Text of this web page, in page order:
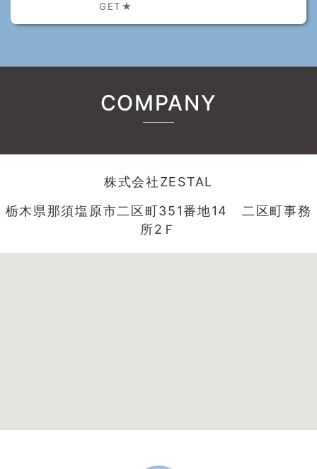
GET★
COMPANY
株式会社ZESTAL
栃木県那須塩原市二区町351番地14 二区町事務
所2Ｆ